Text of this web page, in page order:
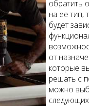
обратить
на ее тип,
будет
от
которые
решать с
можно